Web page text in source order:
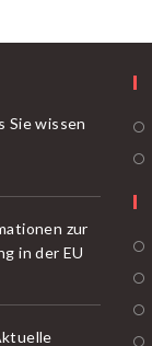
Sie wissen
zur
in der EU